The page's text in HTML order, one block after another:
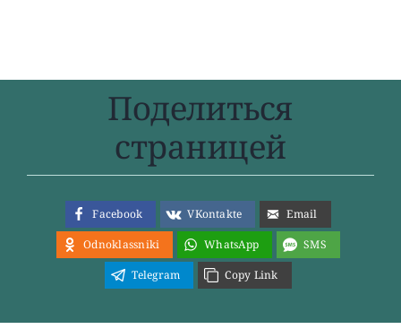
Поделиться
страницей
Facebook VKontakte
Email
Odnoklassniki
WhatsApp
SMS
Telegram
Copy Link